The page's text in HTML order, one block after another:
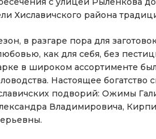
Хиславичского района
в разгаре пора для
как для себя, без
в широком ассортименте
Настоящее богатство
подворий: Ожимы
Владимировича,